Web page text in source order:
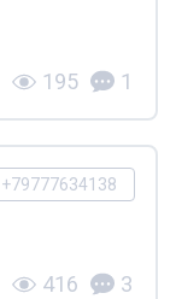
195 1
+79777634138
416 3